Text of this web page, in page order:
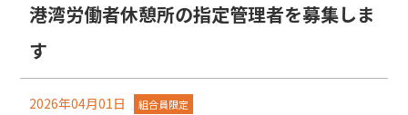
港湾労働者休憩所の指定管理者を募集しま
す
2026年04月01日 組合員限定